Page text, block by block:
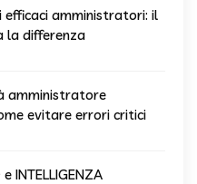
efficaci amministratori: il
la differenza
amministratore
evitare errori critici
INTELLIGENZA